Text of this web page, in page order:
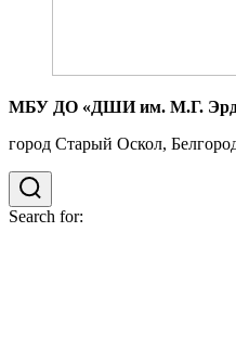
МБУ ДО «ДШИ им. М.Г.
город Старый Оскол,
Search for: